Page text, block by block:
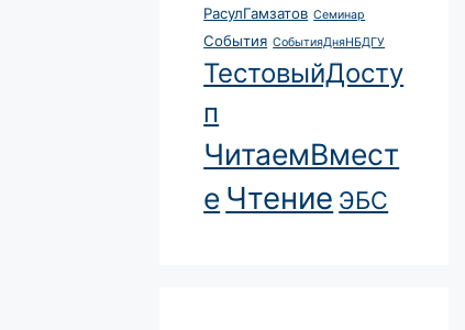
РасулГамзатов Семинар
События СобытияДняНБДГУ
ТестовыйДосту
п
ЧитаемВмест
е Чтение ЭБС